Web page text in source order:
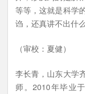
等等，这就是科学
诌，还真讲不出什么
（审校：夏健）
李长青，山东大学
师。2010年毕业